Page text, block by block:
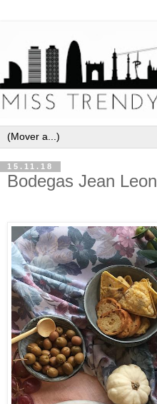
15.11.18
Bodegas Jean Leon